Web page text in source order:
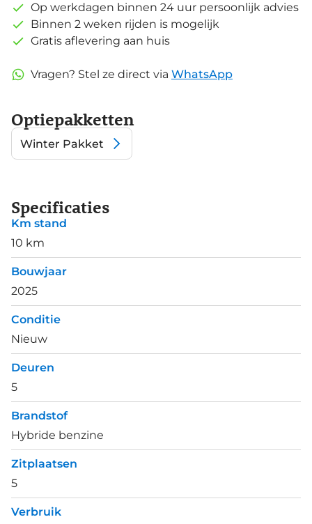
Op werkdagen binnen 24 uur persoonlijk advies
Binnen 2 weken rijden is mogelijk
Gratis aflevering aan huis
Vragen? Stel ze direct via WhatsApp
Optiepakketten
Winter Pakket
Specificaties
Km stand
10 km
Bouwjaar
2025
Conditie
Nieuw
Deuren
5
Brandstof
Hybride benzine
Zitplaatsen
5
Verbruik